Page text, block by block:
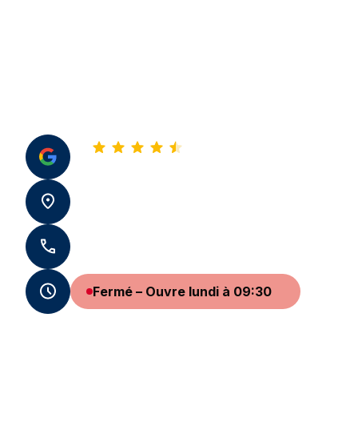
Fermé – Ouvre lundi à 09:30